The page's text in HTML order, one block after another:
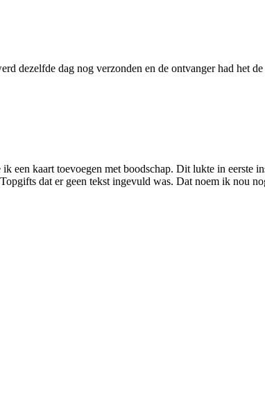
dezelfde dag nog verzonden en de ontvanger had het
een kaart toevoegen met boodschap. Dit lukte in
dat er geen tekst ingevuld was. Dat noem ik nou